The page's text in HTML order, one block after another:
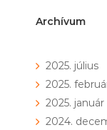
Archívum
2025. július
2025.
2025. január
2024.